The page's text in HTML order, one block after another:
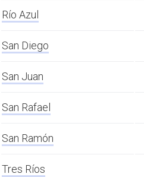
Río Azul
San Diego
San Juan
San Rafael
San Ramón
Tres Ríos